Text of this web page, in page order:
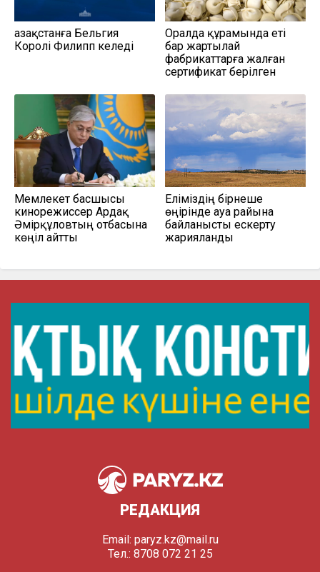
Қазақстанға Бельгия
Королі Филипп келеді
Оралда құрамында еті
бар жартылай
фабрикаттарға жалған
сертификат берілген
Мемлекет басшысы
кинорежиссер Ардақ
Әмірқұловтың отбасына
көңіл айтты
Еліміздің бірнеше
өңірінде ауа райына
байланысты ескерту
жарияланды
РЕДАКЦИЯ
Email: paryz.kz@mail.ru
Тел.: 8708 072 21 25